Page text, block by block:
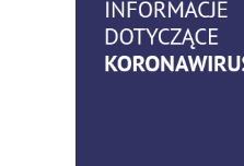
Kategoria:
06
Zaproszenie
Konferencję
w